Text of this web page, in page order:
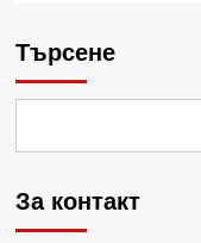
Търсене
За контакт